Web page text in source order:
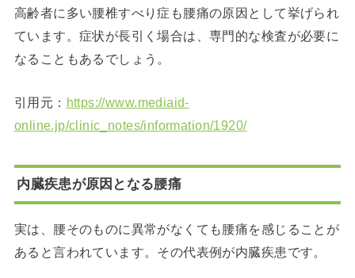
高齢者に多い腰椎すべり症も腰痛の原因として挙げられ
ています。症状が長引く場合は、専門的な検査が必要に
なることもあるでしょう。
引用元： https://www.mediaid-
online.jp/clinic_notes/information/1920/
内臓疾患が原因となる腰痛
実は、腰そのものに異常がなくても腰痛を感じることが
あると言われています。その代表例が内臓疾患です。